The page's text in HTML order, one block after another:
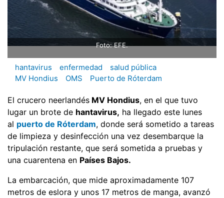
Foto: EFE.
hantavirus enfermedad
salud pública
MV Hondius
OMS Puerto de Róterdam
El crucero neerlandés MV Hondius, en el que tuvo
lugar un brote de hantavirus, ha llegado este lunes
al puerto de Róterdam, donde será sometido a tareas
de limpieza y desinfección una vez desembarque la
tripulación restante, que será sometida a pruebas y
una cuarentena en Países Bajos.
La embarcación, que mide aproximadamente 107
metros de eslora y unos 17 metros de manga, avanzó